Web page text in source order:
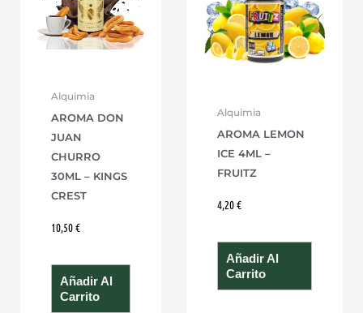
Alquimia
AROMA DON
JUAN
CHURRO
30ML – KINGS
CREST
10,50€
Añadir Al
Carrito
Alquimia
AROMA LEMON
ICE 4ML –
FRUITZ
4,20€
Añadir Al
Carrito